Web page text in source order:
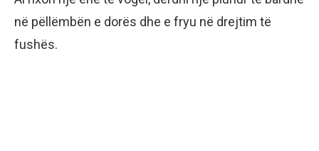
në pëllëmbën e dorës dhe e fryu në drejtim të
fushës.